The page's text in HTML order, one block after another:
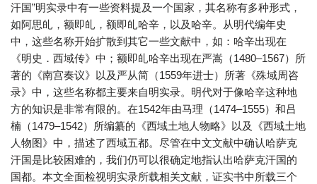
汗国”明实录中有一些资料提及一个国家，其名称有多种形式，
如阿思癿，额即癿，额即癿哈辛，以及哈辛。从明代编年史
中，这些名称开始扩散到其它一些文献中，如：哈辛出现在
《明史．西域传》中；额即癿哈辛出现在严嵩（1480–1567）所
著的《南宫奏议》以及严从简（1559年进士）所著《殊域周咨
录》中，这些名称都主要来自明实录。明代对于像哈辛这种地
方的知识是非常有限的。在1542年由马理（1474–1555）和吕
楠（1479–1542）所编纂的《西域土地人物略》以及《西域土地
人物图》中，描述了西域五都。尽管在中文文献中确认哈萨克
汗国是比较困难的，我们仍可以很确定地指认出哈萨克汗国的
国都。本文全面检视明实录所载相关文献，证实书中所载三个